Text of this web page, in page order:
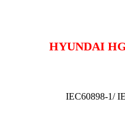
IEC60898-1/